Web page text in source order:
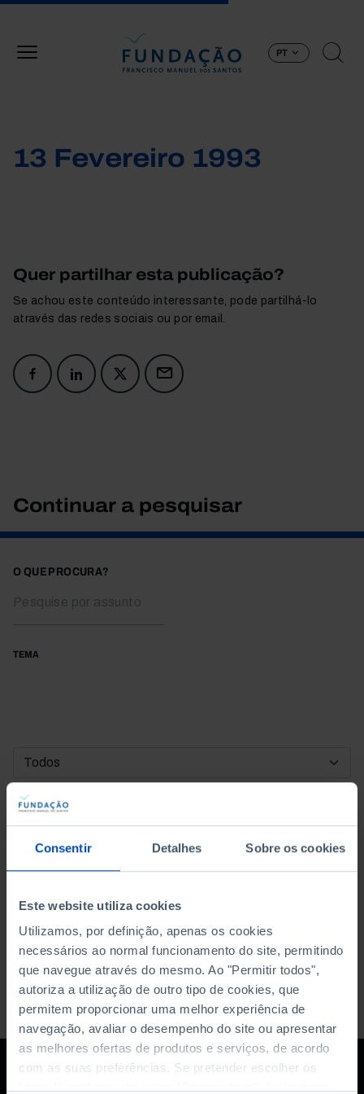
Consentir Detalhes Sobre os cookies
Este website utiliza cookies
Utilizamos, por definição, apenas os cookies
necessários ao normal funcionamento do site, permitindo
que navegue através do mesmo. Ao "Permitir todos",
autoriza a utilização de outro tipo de cookies, que
permitem proporcionar uma melhor experiência de
navegação, avaliar o desempenho do site ou apresentar
as melhores ofertas de produtos e serviços, de acordo
com as suas preferências. Se pretender escolher os
PT
13 Fevereiro 1993
Quer partilhar esta publicação?
Se achou este conteúdo interessante, pode partilhá-lo
através das redes sociais ou por email.
Continuar a pesquisar
O QUE PROCURA?
TEMA
DATA DE INÍCIO
DATA DE FIM